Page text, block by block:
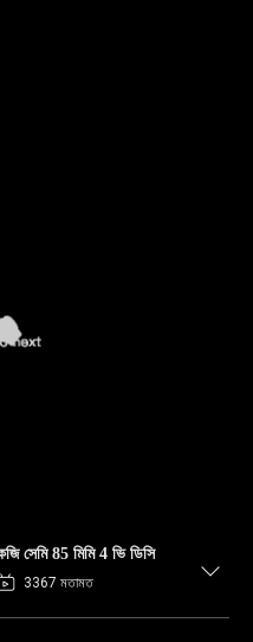
সেমি 85 মিমি 4 ভি ডিসি
3367 মতামত